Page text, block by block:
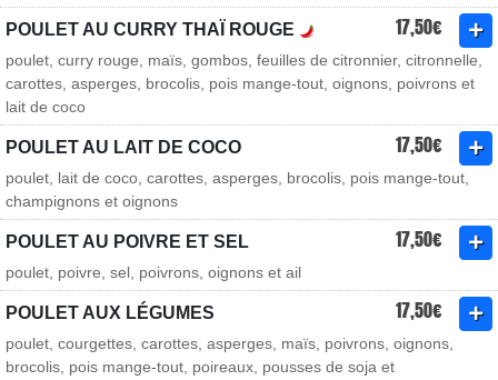
POULET AU CURRY THAÏ ROUGE 17,50€
poulet, curry rouge, maïs, gombos, feuilles de citronnier, citronnelle,
carottes, asperges, brocolis, pois mange-tout, oignons, poivrons et
lait de coco
POULET AU LAIT DE COCO 17,50€
poulet, lait de coco, carottes, asperges, brocolis, pois mange-tout,
champignons et oignons
POULET AU POIVRE ET SEL 17,50€
poulet, poivre, sel, poivrons, oignons et ail
POULET AUX LÉGUMES 17,50€
poulet, courgettes, carottes, asperges, maïs, poivrons, oignons,
brocolis, pois mange-tout, poireaux, pousses de soja et